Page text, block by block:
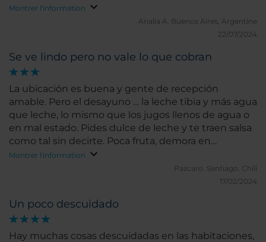
Un poco descuidado
Hay muchas cosas descuidadas en las habitaciones,
mejor: los empleados y el desayuno! Súper variado
Montrer l'information
Analia A. Buenos Aires, Argentine
22/07/2024
Se ve lindo pero no vale lo que cobran
La ubicación es buena y gente de recepción
amable. Pero el desayuno … la leche tibia y más agua
que leche, lo mismo que los jugos llenos de agua o
en mal estado. Pides dulce de leche y te traen salsa
como tal sin decirte. Poca fruta, demora en
reposición. HABITACIONES mal olor hasta que
descubrí que era el ac, el baño se humedecía todo !!!
Usan ropa de cama rota, no dejan papel higiénico
Golpean las pareces de las otras habitaciones
haciendo aseo desde las 7am, imposible dormir así y
después de limpiar, dejan todo el piso mojado.
Montrer l'information
Pazcaro. Santiago, Chili
17/02/2024